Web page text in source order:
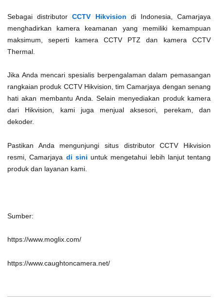
Sebagai distributorCCTV Hikvision di Indonesia, Camarjaya
menghadirkan kamera keamanan yang memiliki kemampuan
maksimum, seperti kamera CCTV PTZ dan kamera CCTV
Thermal.
Jika Anda mencari spesialis berpengalaman dalam pemasangan
rangkaian produk CCTV Hikvision, tim Camarjaya dengan senang
hati akan membantu Anda. Selain menyediakan produk kamera
dari Hikvision, kami juga menjual aksesori, perekam, dan
dekoder.
Pastikan Anda mengunjungi situs distributor CCTV Hikvision
resmi, Camarjaya di sini untuk mengetahui lebih lanjut tentang
produk dan layanan kami.
Sumber:
https://www.moglix.com/
https://www.caughtoncamera.net/